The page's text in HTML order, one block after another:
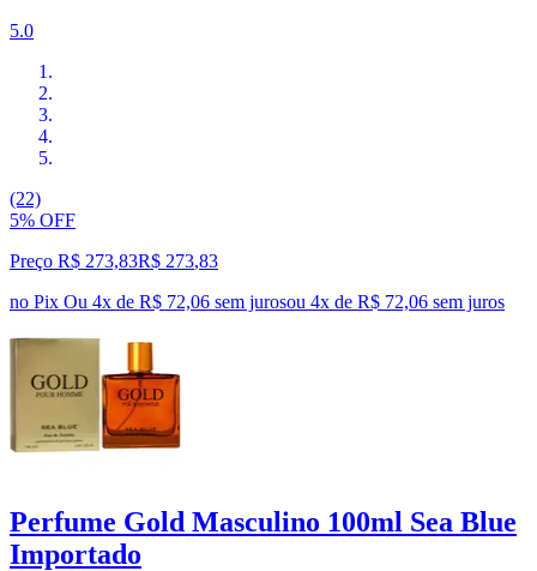
5.0
(22)
5% OFF
Preço R$ 273,83R$ 273,83
no Pix Ou 4x de R$ 72,06 sem jurosou 4x de R$ 72,06 sem juros
Perfume Gold Masculino 100ml Sea Blue
Importado